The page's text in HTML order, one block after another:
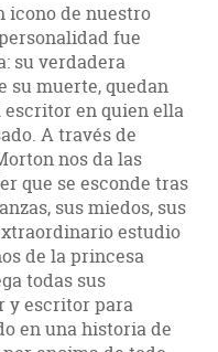
icono de nuestro
fue
su verdadera
su muerte, quedan
escritor en quien ella
A través de
nos da las
que se esconde tras
sus miedos, sus
estudio
de la princesa
todas sus
y escritor para
en una historia de